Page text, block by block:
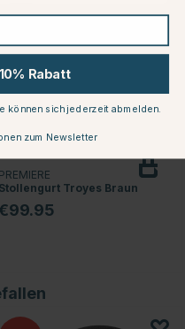
PREMIERE
Stollengurt Troyes Braun
€99.95
Rabatt
können sich jederzeit abmelden.
zum Newsletter